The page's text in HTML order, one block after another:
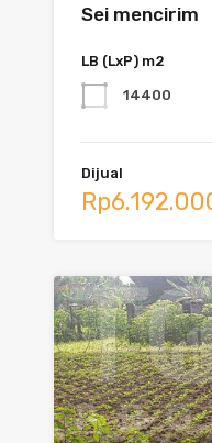
Sei mencirim
LB (LxP) m2
14400
Dijual